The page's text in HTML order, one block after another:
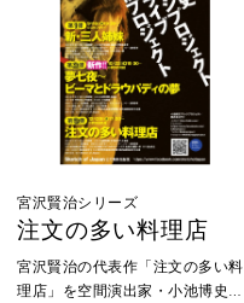
宮沢賢治シリーズ
注文の多い料理店
宮沢賢治の代表作「注文の多い料
理店」を空間演出家・小池博史が